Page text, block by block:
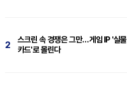
2
스크린 속 경쟁은 그만…게임 IP '실물
카드'로 몰린다